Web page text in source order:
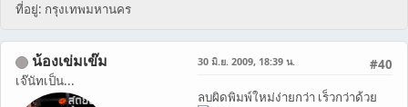
ที่อยู่: กรุงเทพมหานคร
น้องเข่มเข๊ม
เจ๊นัทเป็น...
#40
30 มิ.ย. 2009, 18:39 น.
ลบผิดพิมพ์ใหม่ง่ายกว่า เร็วกว่าด้วย